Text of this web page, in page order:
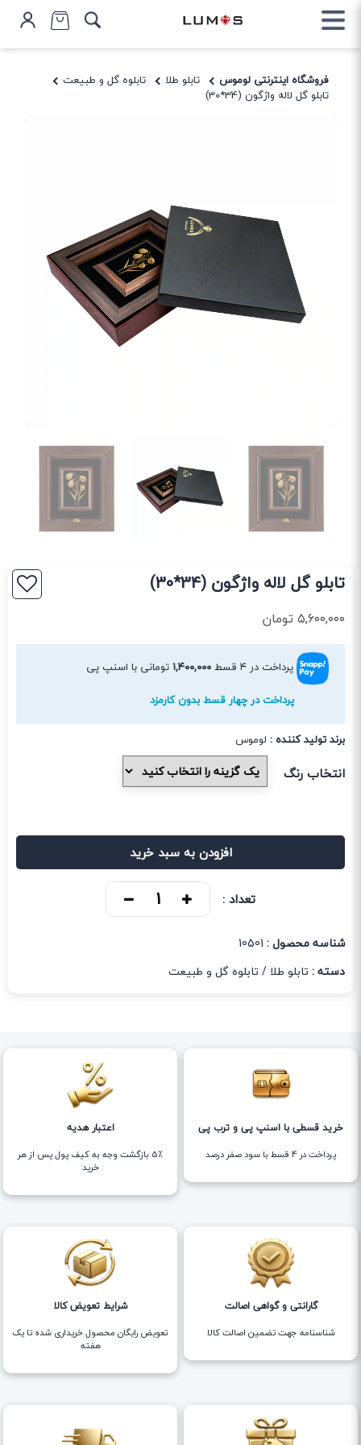
فروشگاه اینترنتی لوموس تابلو طلا
تابلوه گل و طبیعت
تابلو گل لاله واژگون (34*30)
تابلو گل لاله واژگون (34*30)
۵,۶۰۰,۰۰۰تومان
پرداخت در ۴ قسط ۱,۴۰۰,۰۰۰ تومانی با اسنپ پی
پرداخت در چهار قسط بدون کارمزد
برند تولید کننده : لوموس
انتخاب رنگ
افزودن به سبد خرید
تعداد :
شناسه محصول : 10501
دسته : تابلو طلا / تابلوه گل و طبیعت
خرید قسطی با اسنپ پی و ترب پی
پرداخت در 4 قسط با سود صفر درصد
اعتبار هدیه
5٪ بازگشت وجه به کیف پول پس از هر
خرید
گارانتی و گواهی اصالت
شناسنامه جهت تضمین اصالت کالا
شرایط تعویض کالا
تعویض رایگان محصول خریداری شده تا یک
هفته